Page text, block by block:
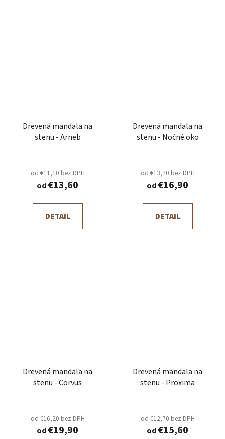
Drevená mandala na
stenu - Arneb
od €11,10 bez DPH
od€13,60
DETAIL
Drevená mandala na
stenu - Nočné oko
od €13,70 bez DPH
od€16,90
DETAIL
Drevená mandala na
stenu - Corvus
od €16,20 bez DPH
od€19,90
Drevená mandala na
stenu - Proxima
od €12,70 bez DPH
od€15,60